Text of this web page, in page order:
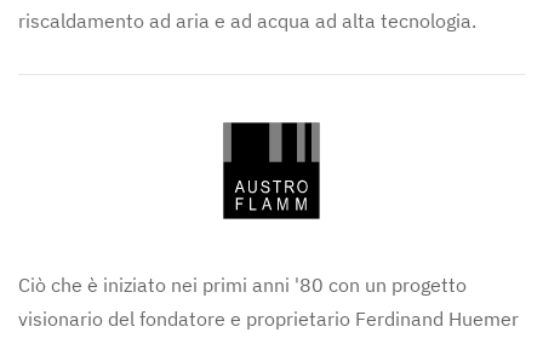
riscaldamento ad aria e ad acqua ad alta tecnologia.
Ciò che è iniziato nei primi anni '80 con un progetto
visionario del fondatore e proprietario Ferdinand Huemer